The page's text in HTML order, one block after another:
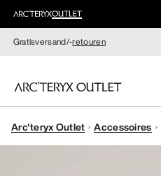
Gratisversand/-retouren
DAMEN
Arc'teryx Outlet Accessoires